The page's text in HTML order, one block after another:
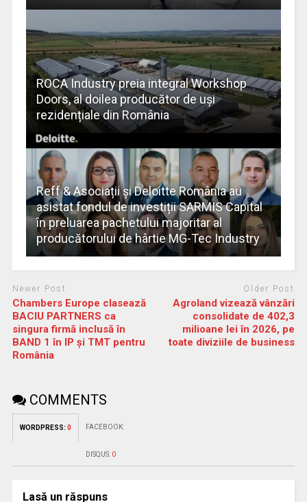
ROCA Industry preia integral Workshop
Doors, al doilea producător de uși
rezidențiale din România
Reff & Asociații și Deloitte România au
asistat fondul de investiții SARMIS Capital
în preluarea pachetului majoritar al
producătorului de hârtie MG-Tec Industry
Newer Post
Chambers Europe clasează
BACIU PARTNERS ca
singura firmă inclusă în
BAND 1 în IP și TMT pentru
România
Older Post
Agroland vizează vânzări
consolidate de 402,3
milioane lei în 2026, pe
toate diviziile de business
COMMENTS
WORDPRESS: 0 FACEBOOK:
DISQUS: 0
Lasă un răspuns